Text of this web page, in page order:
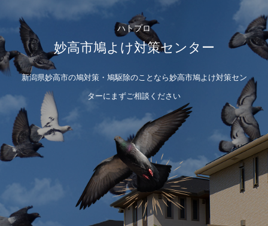
ハトプロ
妙高市鳩よけ対策センター
新潟県妙高市の鳩対策・鳩駆除のことなら妙高市鳩よけ対策セン
ターにまずご相談ください